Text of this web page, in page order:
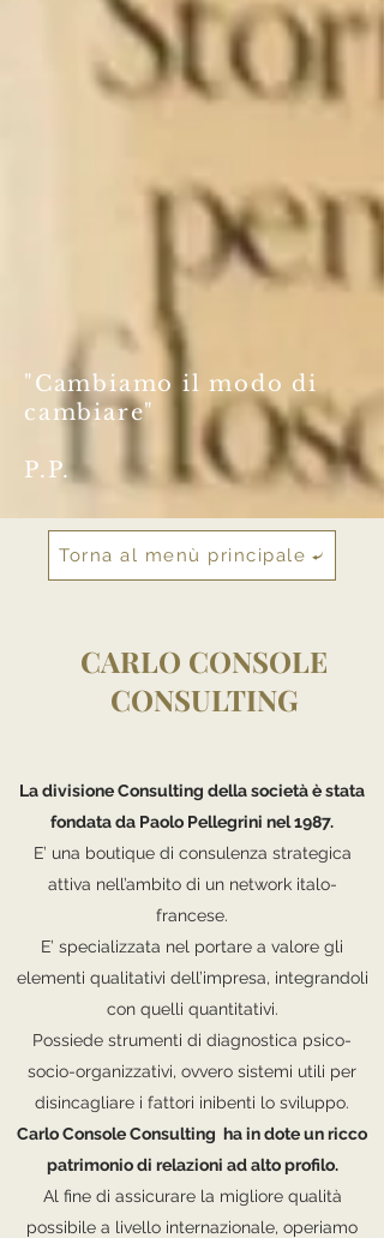
"Cambiamo il modo di
cambiare"
P.P.
Torna al menù principale
CARLO CONSOLE
CONSULTING
La divisione Consulting della società è stata
fondata da Paolo Pellegrini nel 1987.
E’ una boutique di consulenza strategica
attiva nell’ambito di un network italo-
francese.
E’ specializzata nel portare a valore gli
elementi qualitativi dell’impresa, integrandoli
con quelli quantitativi.
Possiede strumenti di diagnostica psico-
socio-organizzativi, ovvero sistemi utili per
disincagliare i fattori inibenti lo sviluppo.
Carlo Console Consulting ha in dote un ricco
patrimonio di relazioni ad alto profilo.
Al fine di assicurare la migliore qualità
possibile a livello internazionale, operiamo